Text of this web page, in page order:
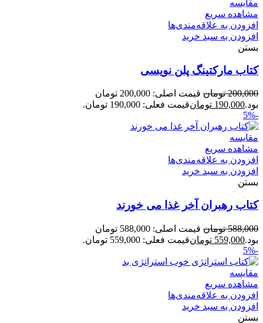
مقایسه
مشاهده سریع
افزودن به علاقه‌مندی‌ها
افزودن به سبد خرید
بستن
کتاب مارکتینگ پلن نویسی
200,000 تومان
قیمت اصلی: 200,000 تومان
بود.190,000 تومانقیمت فعلی: 190,000 تومان.
-5%
مقایسه
مشاهده سریع
افزودن به علاقه‌مندی‌ها
افزودن به سبد خرید
بستن
کتاب رهبران آخر غذا می خورند
588,000 تومان
قیمت اصلی: 588,000 تومان
بود.559,000 تومانقیمت فعلی: 559,000 تومان.
-5%
مقایسه
مشاهده سریع
افزودن به علاقه‌مندی‌ها
افزودن به سبد خرید
بستن